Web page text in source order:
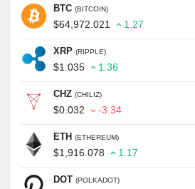
BTC (BITCOIN)
$64,972.021 1.27
XRP (RIPPLE)
$1.035 1.36
CHZ (CHILIZ)
$0.032 -3.34
ETH (ETHEREUM)
$1,916.078 1.17
DOT (POLKADOT)